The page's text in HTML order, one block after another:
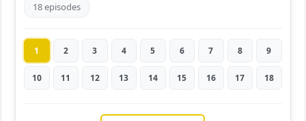
18 episodes
1 2 3 4 5 6 7 8 9
10 11 12 13 14 15 16 17 18